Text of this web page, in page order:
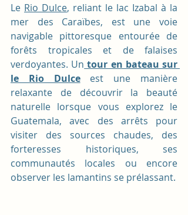
Le Rio Dulce, reliant le lac Izabal à la
mer des Caraïbes, est une voie
navigable pittoresque entourée de
forêts tropicales et de falaises
verdoyantes. Un tour en bateau sur
le Rio Dulce
est une manière
relaxante de découvrir la beauté
naturelle lorsque vous explorez le
Guatemala, avec des arrêts pour
visiter des sources chaudes, des
forteresses historiques, ses
communautés locales ou encore
observer les lamantins se prélassant.